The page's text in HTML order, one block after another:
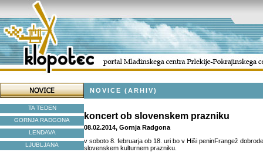
TA TEDEN
GORNJA RADGONA
LENDAVA
LJUBLJANA
NOVICE (ARHIV)
koncert ob slovenskem prazniku
08.02.2014, Gornja Radgona
v soboto 8. februarja ob 18. uri bo v Hiši peninFrangež
slovenskem kulturnem prazniku.